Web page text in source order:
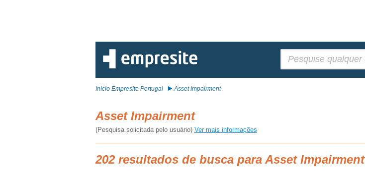
Início Empresite Portugal Asset Impairment
Asset Impairment
(Pesquisa solicitada pelo usuário) Ver mais informações
202 resultados de busca para Asset Impairment